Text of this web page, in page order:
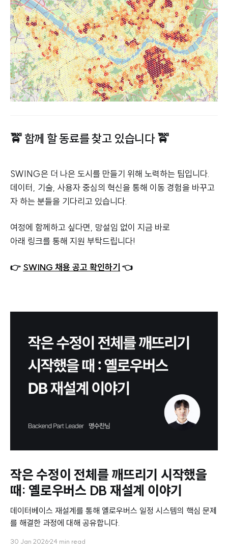
🚖 함께 할 동료를 찾고 있습니다 🚖
SWING은 더 나은 도시를 만들기 위해 노력하는 팀입니다.
데이터, 기술, 사용자 중심의 혁신을 통해 이동 경험을 바꾸고
자 하는 분들을 기다리고 있습니다.
여정에 함께하고 싶다면, 망설임 없이 지금 바로
아래 링크를 통해 지원 부탁드립니다!
👉 SWING 채용 공고 확인하기 👈
작은 수정이 전체를 깨뜨리기 시작했을
때: 옐로우버스 DB 재설계 이야기
데이터베이스 재설계를 통해 옐로우버스 일정 시스템의 핵심 문제
를 해결한 과정에 대해 공유합니다.
30 Jan 202624 min read